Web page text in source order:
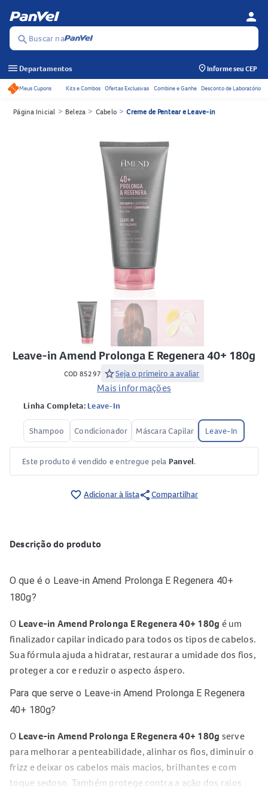
search Buscar na
person
menu Departamentos Informe seu CEP
Acessos rápidos do cabeçalho
Meus Cupons Kits e Combos Ofertas Exclusivas Combine e Ganhe Desconto de Laboratório
Página Inicial > Beleza > Cabelo > Creme de Pentear e Leave-in
Leave-in Amend Prolonga E Regenera 40+ 180g
COD 85297 starSeja o primeiro a avaliar
Mais informações
Linha Completa: Leave-In
Shampoo Condicionador Máscara Capilar Leave-In
Este produto é vendido e entregue pela Panvel.
favorite_border Adicionar à listashareCompartilhar
Descrição do produto
O que é o Leave-in Amend Prolonga E Regenera 40+
180g?
O Leave-in Amend Prolonga E Regenera 40+ 180g é um
finalizador capilar indicado para todos os tipos de cabelos.
Sua fórmula ajuda a hidratar, restaurar a umidade dos fios,
proteger a cor e reduzir o aspecto áspero.
Para que serve o Leave-in Amend Prolonga E Regenera
40+ 180g?
O Leave-in Amend Prolonga E Regenera 40+ 180g serve
para melhorar a penteabilidade, alinhar os fios, diminuir o
frizz e deixar os cabelos mais macios, brilhantes e com
toque sedoso. Também protege contra a ação dos raios